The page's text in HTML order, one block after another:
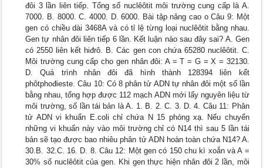
đôi 3 lần liên tiếp. Tổng số nuclêôtit môi trường cung cấp là A.
7000. B. 8000. C. 4000. D. 6000. Bài tập nâng cao o Câu 9: Một
gen có chiều dài 3468A và có tỉ lệ từng loại nuclêôtit bằng nhau.
Gen tự nhân đôi liên tiếp 6 lần. Kết luận nào sau đây sai? A. Gen
có 2550 liên kết hiđrô. B. Các gen con chứa 65280 nuclêôtit. C.
Môi trường cung cấp cho gen nhân đôi: A = T = G = X = 32130.
D. Quá trình nhân đôi đã hình thành 128394 liên kết
phôtphođieste. Câu 10: Có 8 phân tử ADN tự nhân đôi một số lần
bằng nhau, tổng hợp được 112 mạch ADN mới lấy nguyên liệu từ
môi trường, số lần tái bản là A. 1. B. 2. C. 3. D. 4. Câu 11: Phân
tử ADN vi khuẩn E.coli chỉ chứa N 15 phóng xạ. Nếu chuyển
những vi khuẩn này vào môi trường chỉ có N14 thì sau 5 lần tái
bản sẽ tạo được bao nhiêu phân tử ADN hoàn toàn chứa N14? A.
30.B. 32.C. 16. D. 8. Câu 12: Một gen có 150 chu kì xoắn và A =
30% số nuclêôtit của gen. Khi gen thực hiện nhân đôi 2 lần, môi